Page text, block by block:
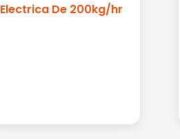
Electrica De 200kg/hr